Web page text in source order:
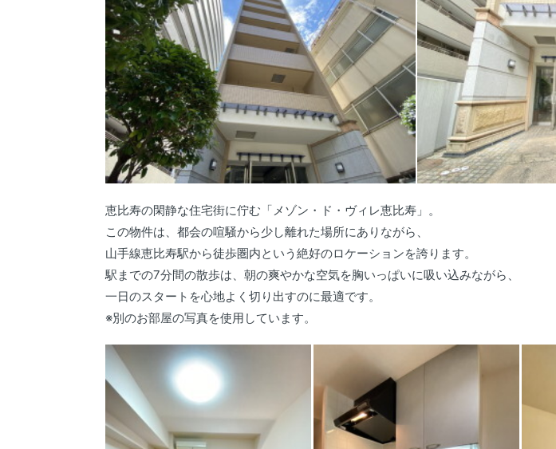
恵比寿の閑静な住宅街に佇む「メゾン・ド・ヴィレ恵比寿」。
この物件は、都会の喧騒から少し離れた場所にありながら、
山手線恵比寿駅から徒歩圏内という絶好のロケーションを誇ります。
駅までの7分間の散歩は、朝の爽やかな空気を胸いっぱいに吸い込みながら、
一日のスタートを心地よく切り出すのに最適です。
※別のお部屋の写真を使用しています。